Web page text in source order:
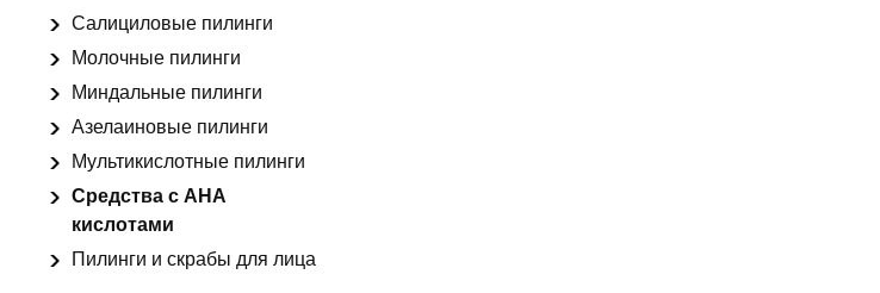
Салициловые пилинги
Молочные пилинги
Миндальные пилинги
Азелаиновые пилинги
Мультикислотные пилинги
Средства с АНА
кислотами
Пилинги и скрабы для лица